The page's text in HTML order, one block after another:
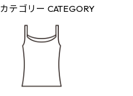
カテゴリー CATEGORY